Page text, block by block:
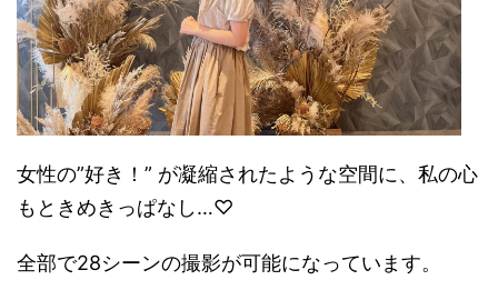
女性の”好き！” が凝縮されたような空間に、私の心
もときめきっぱなし…♡
全部で28シーンの撮影が可能になっています。